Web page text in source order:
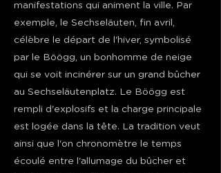
manifestations qui animent la ville. Par
exemple, le Sechseläuten, fin avril,
célèbre le départ de l'hiver, symbolisé
par le Böögg, un bonhomme de neige
qui se voit incinérer sur un grand bûcher
au Sechseläutenplatz. Le Böögg est
rempli d'explosifs et la charge principale
est logée dans la tête. La tradition veut
ainsi que l'on chronomètre le temps
écoulé entre l'allumage du bûcher et